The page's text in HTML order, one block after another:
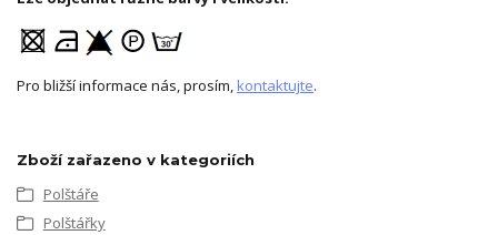
Pro bližší informace nás, prosím, kontaktujte.
Zboží zařazeno v kategoriích
Polštáře
Polštářky